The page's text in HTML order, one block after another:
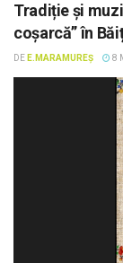
Tradiție și
coșarcă” în
DE E.MARAMUREȘ 8